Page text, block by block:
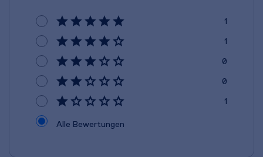
1
1
0
0
1
Alle Bewertungen